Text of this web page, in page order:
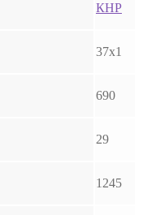
КНР
37х1
690
29
1245